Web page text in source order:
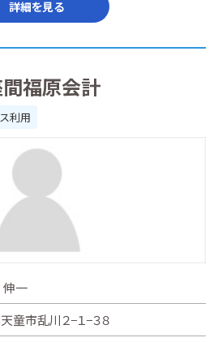
詳細を見る
福原会計
利用
伸一
童市乱川２−１−３８